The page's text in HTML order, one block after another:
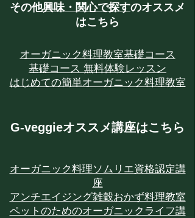
​その他興味・関心で探すのオススメ
はこちら
​オーガニック料理教室基礎コース
基礎コース 無料体験レッスン
はじめての簡単オーガニック料理教室
​G-veggieオススメ講座はこちら
オーガニック料理ソムリエ資格認定講
座
アンチエイジング雑穀おかず料理教室
ペットのためのオーガニックライフ講